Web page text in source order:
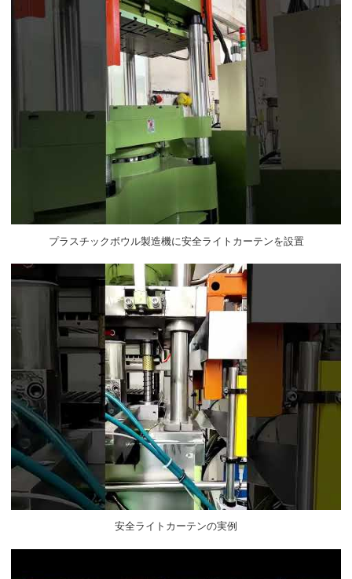
プラスチックボウル製造機に安全ライトカーテンを設置
安全ライトカーテンの実例